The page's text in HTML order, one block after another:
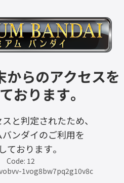
からのアクセスを
おります。
と判定されたため、
ンダイのご利用を
ております。
Code: 12
1vog8bw7pq2g10v8c